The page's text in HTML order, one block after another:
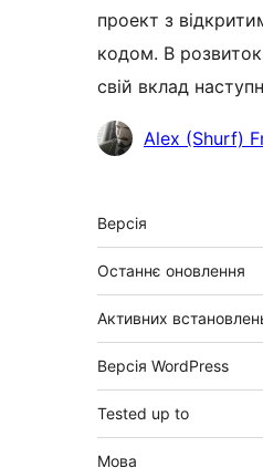
проект з
кодом. В розвиток
свій вклад
УчасникиAlex (Shurf)
Мета
Версія
Останнє оновлення
Активних
Версія WordPress
Tested up to
Мова